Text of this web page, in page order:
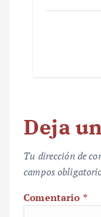
Deja
Tu dirección de
campos
Comentario *